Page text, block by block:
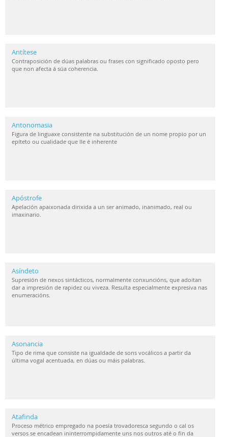
Antítese
Contraposición de dúas palabras ou frases con significado oposto pero
que non afecta á súa coherencia.
Antonomasia
Figura de linguaxe consistente na substitución de un nome propio por un
epíteto ou cualidade que lle é inherente
Apóstrofe
Apelación apaixonada dirixida a un ser animado, inanimado, real ou
imaxinario.
Asíndeto
Supresión de nexos sintácticos, normalmente conxuncións, que adoitan
dar a impresión de rapidez ou viveza. Resulta especialmente expresiva nas
enumeracións.
Asonancia
Tipo de rima que consiste na igualdade de sons vocálicos a partir da
última vogal acentuada, en dúas ou máis palabras.
Atafinda
Proceso métrico empregado na poesía trovadoresca segundo o cal os
versos se encadean ininterrompidamente uns nos outros até o fin da